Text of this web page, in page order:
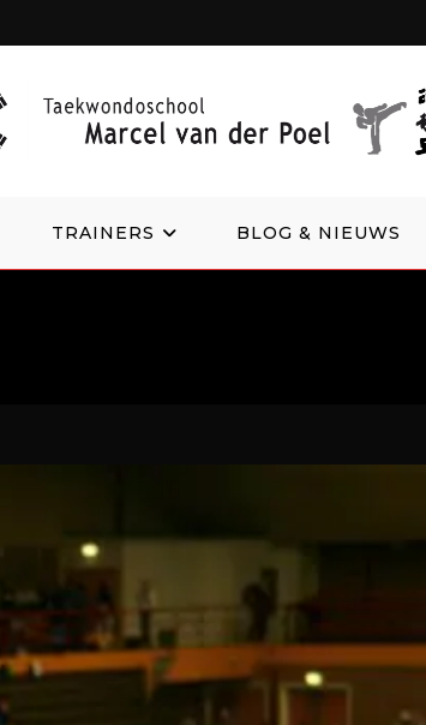
TRAINERS BLOG & NIEUWS